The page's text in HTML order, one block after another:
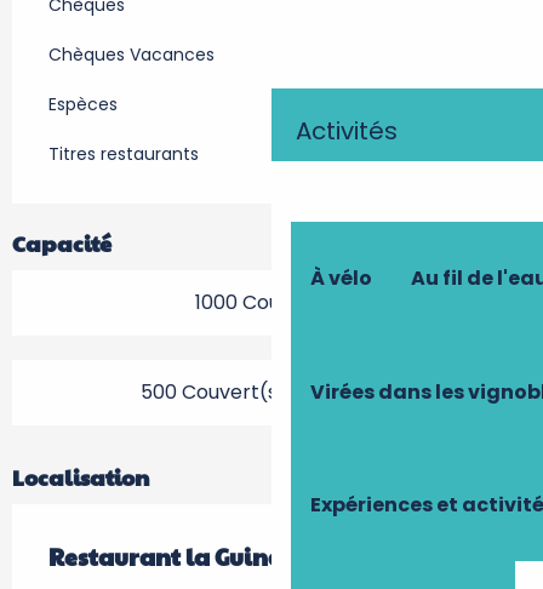
Activités
À vélo Au fil de
Virées dans les
Expériences et
Chèques
Chèques Vacances
Espèces
Titres restaurants
Capacité
1000 Couvert(s)
500 Couvert(s) en terrasse
Localisation
Restaurant la Guinguette de Lulu parc